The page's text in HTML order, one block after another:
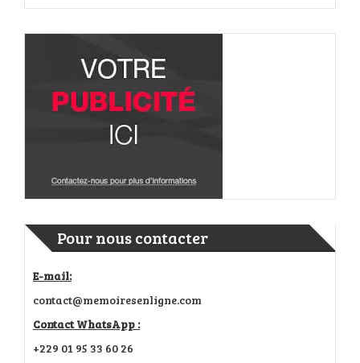
Pour nous contacter
E-mail:
contact@memoiresenligne.com
Contact WhatsApp :
+229 01 95 33 60 26